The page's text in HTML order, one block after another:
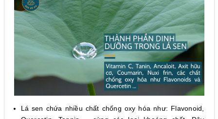
Lá sen chứa nhiều chất chống oxy hóa như: Flavonoid,